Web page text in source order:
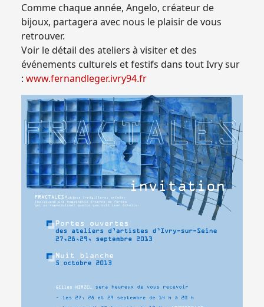
Comme chaque année, Angelo, créateur de
bijoux, partagera avec nous le plaisir de vous
retrouver.
Voir le détail des ateliers à visiter et des
événements culturels et festifs dans tout Ivry sur
: www.fernandleger.ivry94.fr